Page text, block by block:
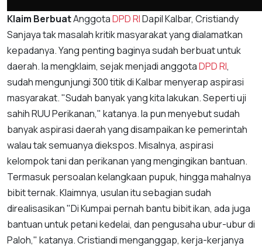
Klaim BerbuatAnggotaDPD RIDapil Kalbar, Cristiandy
Sanjaya tak masalah kritik masyarakat yang dialamatkan
kepadanya. Yang penting baginya sudah berbuat untuk
daerah. Ia mengklaim, sejak menjadi anggotaDPD RI,
sudah mengunjungi 300 titik di Kalbar menyerap aspirasi
masyarakat. "Sudah banyak yang kita lakukan. Seperti uji
sahih RUU Perikanan," katanya. Ia pun menyebut sudah
banyak aspirasi daerah yang disampaikan ke pemerintah
walau tak semuanya diekspos. Misalnya, aspirasi
kelompok tani dan perikanan yang mengingikan bantuan.
Termasuk persoalan kelangkaan pupuk, hingga mahalnya
bibit ternak. Klaimnya, usulan itu sebagian sudah
direalisasikan "Di Kumpai pernah bantu bibit ikan, ada juga
bantuan untuk petani kedelai, dan pengusaha ubur-ubur di
Paloh," katanya. Cristiandi menganggap, kerja-kerjanya